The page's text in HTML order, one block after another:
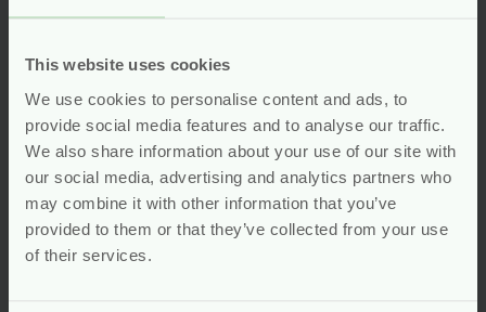
This website uses cookies
We use cookies to personalise content and ads, to
provide social media features and to analyse our traffic.
We also share information about your use of our site with
our social media, advertising and analytics partners who
may combine it with other information that you’ve
provided to them or that they’ve collected from your use
of their services.